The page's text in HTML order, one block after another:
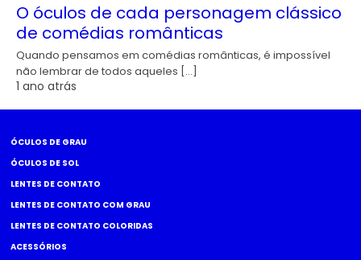
O óculos de cada personagem clássico
de comédias românticas
Quando pensamos em comédias românticas, é impossível
não lembrar de todos aqueles […]
1 ano atrás
ÓCULOS DE GRAU
ÓCULOS DE SOL
LENTES DE CONTATO
LENTES DE CONTATO COM GRAU
LENTES DE CONTATO COLORIDAS
ACESSÓRIOS